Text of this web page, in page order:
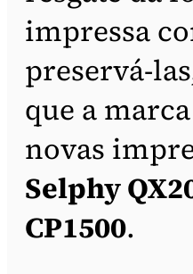
impressa
preservá-
que a
novas
Selphy
CP1500.